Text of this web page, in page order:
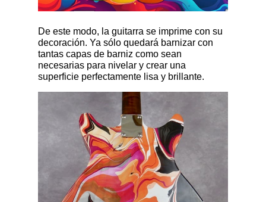
De este modo, la guitarra se imprime con su
decoración. Ya sólo quedará barnizar con
tantas capas de barniz como sean
necesarias para nivelar y crear una
superficie perfectamente lisa y brillante.